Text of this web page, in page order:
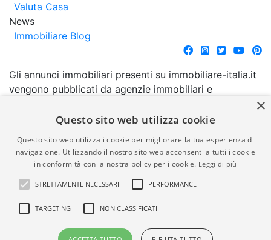
Valuta Casa
News
Immobiliare Blog
Gli annunci immobiliari presenti su immobiliare-italia.it
vengono pubblicati da agenzie immobiliari e
comporta l'approvazione o l'avallo da parte di
garanzia da parte di quest'ultima. immobiliare-italia.it
quindi non è responsabile della veridicità, della
correttezza, della completezza, della normativa in
materia di privacy e/o di alcun altro aspetto dei
suddetti annunci.
© Copyright 2007 - 2026
Powered by
×
Questo sito web utilizza cookie
Questo sito web utilizza i cookie per migliorare la tua esperienza di
navigazione. Utilizzando il nostro sito web acconsenti a tutti i cookie
in conformità con la nostra policy per i cookie. Leggi di più
STRETTAMENTE NECESSARI PERFORMANCE
TARGETING NON CLASSIFICATI